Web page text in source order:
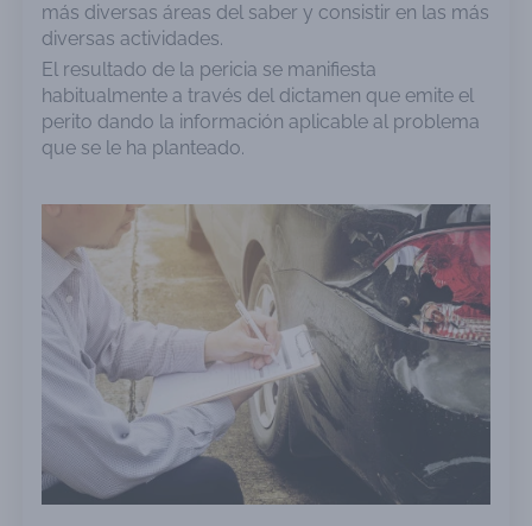
más diversas áreas del saber y consistir en las más
diversas actividades.
El resultado de la pericia se manifiesta
habitualmente a través del dictamen que emite el
perito dando la información aplicable al problema
que se le ha planteado.